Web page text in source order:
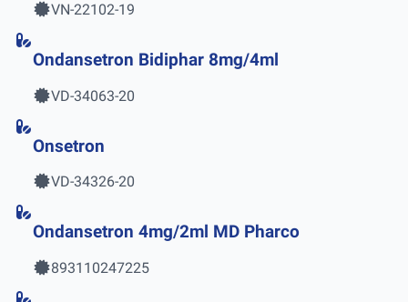
VN-22102-19
Ondansetron Bidiphar 8mg/4ml
VD-34063-20
Onsetron
VD-34326-20
Ondansetron 4mg/2ml MD Pharco
893110247225